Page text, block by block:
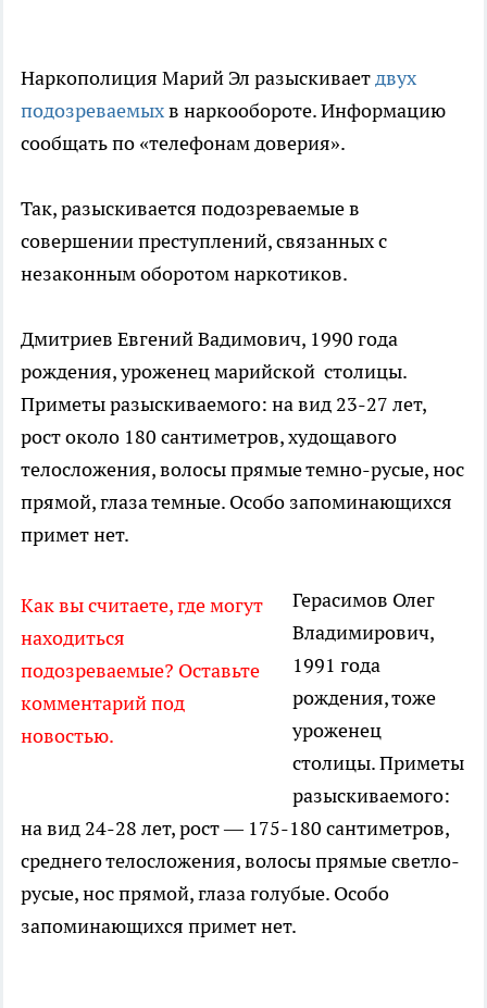
Наркополиция Марий Эл разыскиваетдвух
подозреваемыхв наркообороте. Информацию
сообщать по «телефонам доверия».
Так, разыскивается подозреваемые в
совершении преступлений, связанных с
незаконным оборотом наркотиков.
Дмитриев Евгений Вадимович, 1990 года
рождения, уроженец марийской столицы.
Приметы разыскиваемого: на вид 23-27 лет,
рост около 180 сантиметров, худощавого
телосложения, волосы прямые темно-русые, нос
прямой, глаза темные. Особо запоминающихся
примет нет.
Как вы считаете, где могут
находиться
подозреваемые? Оставьте
комментарий под
новостью.
Герасимов Олег
Владимирович,
1991 года
рождения, тоже
уроженец
столицы. Приметы
разыскиваемого:
на вид 24-28 лет, рост — 175-180 сантиметров,
среднего телосложения, волосы прямые светло-
русые, нос прямой, глаза голубые. Особо
запоминающихся примет нет.